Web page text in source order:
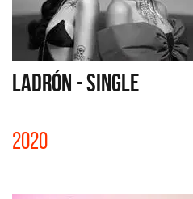
LADRÓN - SINGLE
2020